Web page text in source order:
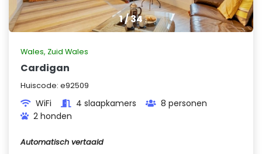
1/34
Wales, Zuid Wales
Cardigan
Huiscode: e92509
WiFi 4 slaapkamers
8 personen
2 honden
Automatisch vertaald